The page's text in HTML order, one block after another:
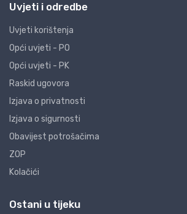
Uvjeti i odredbe
Uvjeti korištenja
Opći uvjeti - PO
Opći uvjeti - PK
Raskid ugovora
Izjava o privatnosti
Izjava o sigurnosti
Obavijest potrošačima
ZOP
Kolačići
Ostani u tijeku